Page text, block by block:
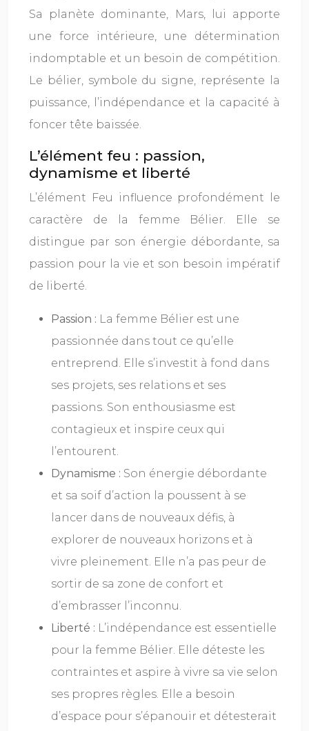
Sa planète dominante, Mars, lui apporte
une force intérieure, une détermination
indomptable et un besoin de compétition.
Le bélier, symbole du signe, représente la
puissance, l’indépendance et la capacité à
foncer tête baissée.
L’élément feu : passion,
dynamisme et liberté
L’élément Feu influence profondément le
caractère de la femme Bélier. Elle se
distingue par son énergie débordante, sa
passion pour la vie et son besoin impératif
de liberté.
Passion : La femme Bélier est une
passionnée dans tout ce qu’elle
entreprend. Elle s’investit à fond dans
ses projets, ses relations et ses
passions. Son enthousiasme est
contagieux et inspire ceux qui
l’entourent.
Dynamisme : Son énergie débordante
et sa soif d’action la poussent à se
lancer dans de nouveaux défis, à
explorer de nouveaux horizons et à
vivre pleinement. Elle n’a pas peur de
sortir de sa zone de confort et
d’embrasser l’inconnu.
Liberté : L’indépendance est essentielle
pour la femme Bélier. Elle déteste les
contraintes et aspire à vivre sa vie selon
ses propres règles. Elle a besoin
d’espace pour s’épanouir et détesterait